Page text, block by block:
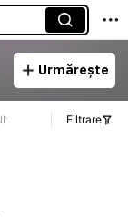
Urmărește
Filtrare